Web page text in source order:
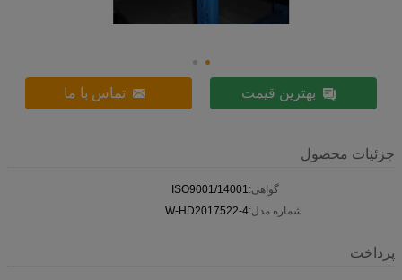
بهترین قیمت تماس با ما
جزئیات محصول
گواهی:ISO9001/14001
شماره مدل:W-HD2017522-4
پرداخت